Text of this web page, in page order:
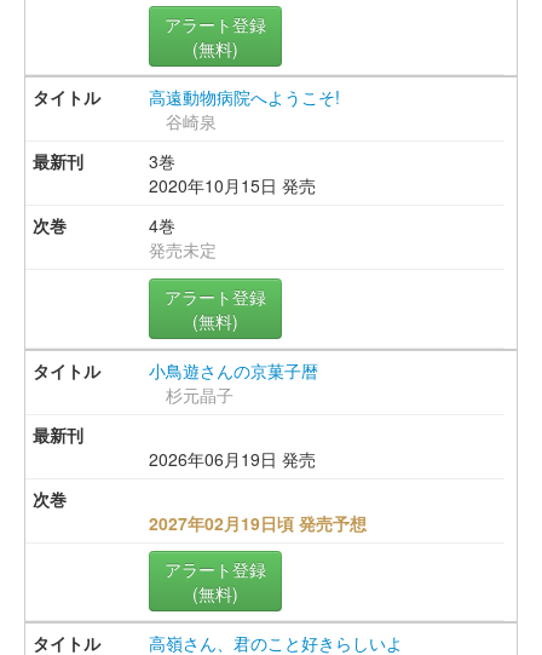
アラート登録
(無料)
高遠動物病院へようこそ!
谷崎泉
3巻
2020年10月15日 発売
4巻
発売未定
アラート登録
(無料)
小鳥遊さんの京菓子暦
杉元晶子
2026年06月19日 発売
2027年02月19日頃 発売予想
アラート登録
(無料)
高嶺さん、君のこと好きらしいよ